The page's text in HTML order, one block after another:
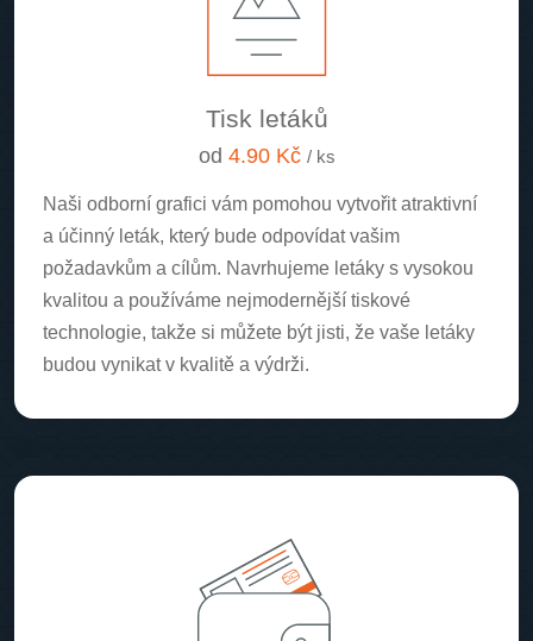
Tisk letáků
od 4.90 Kč / ks
Naši odborní grafici vám pomohou vytvořit atraktivní
a účinný leták, který bude odpovídat vašim
požadavkům a cílům. Navrhujeme letáky s vysokou
kvalitou a používáme nejmodernější tiskové
technologie, takže si můžete být jisti, že vaše letáky
budou vynikat v kvalitě a výdrži.